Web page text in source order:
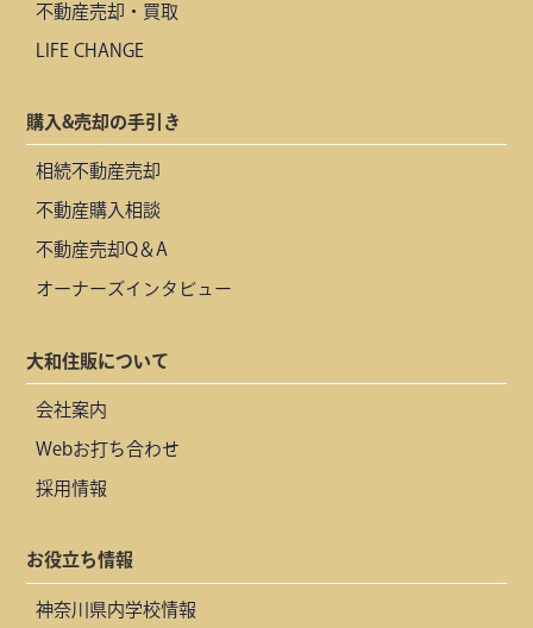
不動産売却・買取
LIFE CHANGE
購入&売却の手引き
相続不動産売却
不動産購入相談
不動産売却Q＆A
オーナーズインタビュー
大和住販について
会社案内
Webお打ち合わせ
採用情報
お役立ち情報
神奈川県内学校情報